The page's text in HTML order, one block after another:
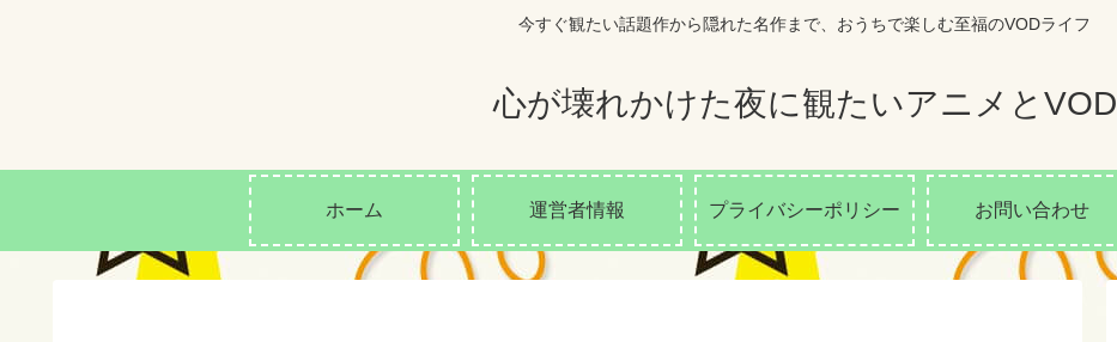
今すぐ観たい話題作から隠れた名作まで、おうちで楽しむ至福のVODライフ
心が壊れかけた夜に観たいアニメとVOD
ホーム 運営者情報 プライバシーポリシー お問い合わせ